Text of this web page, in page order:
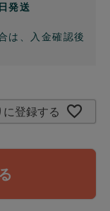
発送
は、入金確認後
登録する